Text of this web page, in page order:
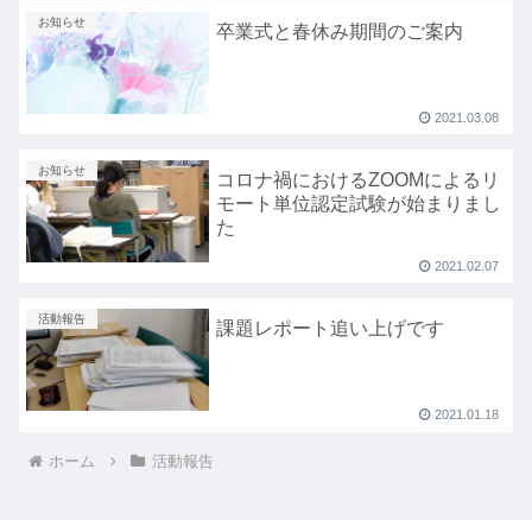
お知らせ 卒業式と春休み期間のご案内
2021.03.08
お知らせ
コロナ禍におけるZOOMによるリ
モート単位認定試験が始まりまし
た
2021.02.07
活動報告 課題レポート追い上げです
2021.01.18
ホーム 活動報告